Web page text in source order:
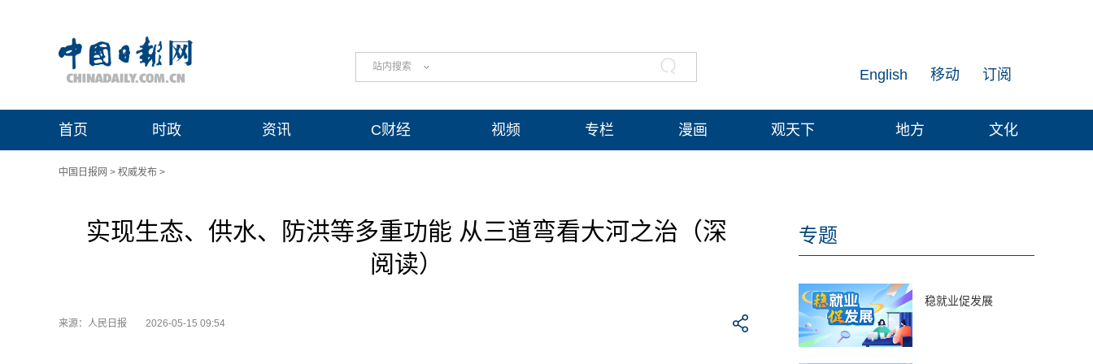
站内搜索 订阅
移动
English
首页 时政 资讯 C财经 视频 专栏 漫画 观天下 地方 文化
中国日报网 > 权威发布 >
实现生态、供水、防洪等多重功能 从三道弯看大河之治（深
阅读）
来源：人民日报 2026-05-15 09:54
专题
稳就业促发展